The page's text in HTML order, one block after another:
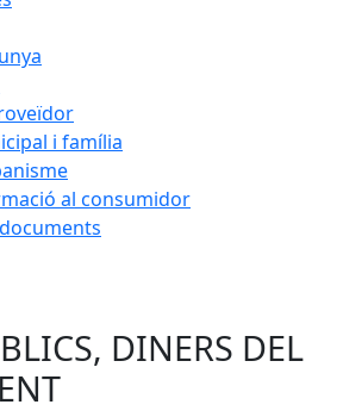
i família
al consumidor
DINERS DEL